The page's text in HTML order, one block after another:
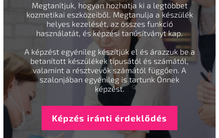
Megtanítjuk, hogyan hozhatja ki a legtöbbet
kozmetikai eszközeiből. Megtanulja a készülék
helyes kezelését, az összes funkció
használatát, és képzési tanúsítványt kap.
A képzést egyénileg készítjük el és árazzuk be a
betanított készülékek típusától és számától,
valamint a résztvevők számától függően. A
szalonjában egyénileg is tartunk Önnek
képzést.
Képzés iránti érdeklődés